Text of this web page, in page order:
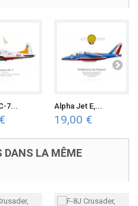
7... Alpha Jet E,...
19,00 €
DANS LA MÊME